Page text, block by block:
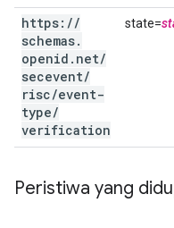
https: //
schemas.
openid . net/
secevent/
risc/event-
type/
verification
state=
Peristiwa yang